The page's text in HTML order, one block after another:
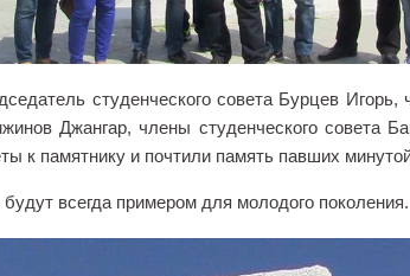
студенческого совета Бурцев
Джангар, члены студенческого совета
к памятнику и почтили память павших
всегда примером для молодого поколения.